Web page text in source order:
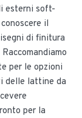
esterni soft-
il
di finitura
per le opzioni
delle lattine da
per la